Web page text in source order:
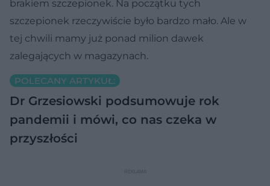
brakiem szczepionek. Na początku tych
szczepionek rzeczywiście było bardzo mało. Ale w
tej chwili mamy już ponad milion dawek
zalegających w magazynach.
POLECANY ARTYKUŁ:
Dr Grzesiowski podsumowuje rok
pandemii i mówi, co nas czeka w
przyszłości